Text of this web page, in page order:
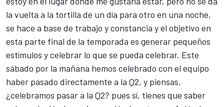
la vuelta a la tortilla de un día para otro en una noche,
se hace a base de trabajo y constancia y el objetivo en
esta parte final de la temporada es generar pequeños
estímulos y celebrar lo que se pueda celebrar. Este
sábado por la mañana hemos celebrado con el equipo
haber pasado directamente a la Q2, y piensas,
¿celebramos pasar a la Q2? pues sí, tienes que saber